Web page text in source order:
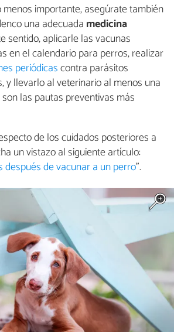
importante, asegúrate también
una adecuada medicina
sentido, aplicarle las vacunas
en el calendario para perros, realizar
periódicascontra parásitos
y llevarlo al veterinario al menos una
las pautas preventivas más
de los cuidados posteriores a
un vistazo al siguiente artículo:
después de vacunar a un perro”.